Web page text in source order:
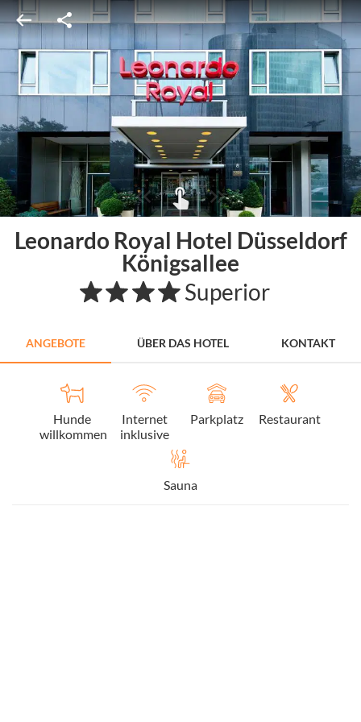
Leonardo Royal Hotel Düsseldorf
Königsallee
Superior
ANGEBOTE ÜBER DAS HOTEL KONTAKT
Hunde
willkommen
Internet
inklusive
Parkplatz Restaurant
Sauna